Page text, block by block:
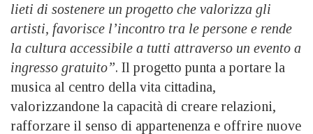
lieti di sostenere un progetto che valorizza gli
artisti, favorisce l’incontro tra le persone e rende
la cultura accessibile a tutti attraverso un evento a
ingresso gratuito”. Il progetto punta a portare la
musica al centro della vita cittadina,
valorizzandone la capacità di creare relazioni,
rafforzare il senso di appartenenza e offrire nuove